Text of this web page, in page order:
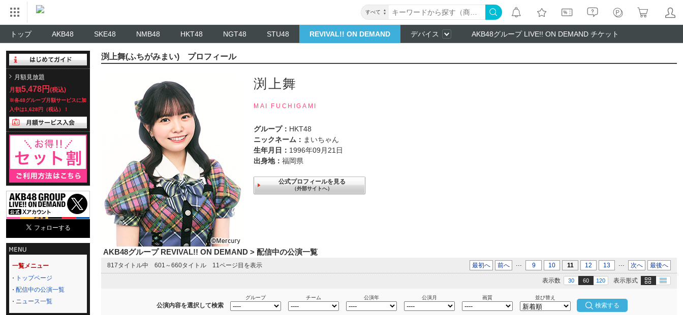
すべて
トップ AKB48 SKE48 NMB48 HKT48 NGT48 STU48 REVIVAL!! ON DEMAND デバイス AKB48グループ LIVE!! ON DEMAND チケット
月額見放題
月額5,478円 (税込)
※各48グループ月額サービスに加
入中は1,628円（税込）！
一覧メニュー
トップページ
配信中の公演一覧
ニュース一覧
渕上舞(ふちがみまい) プロフィール
渕上舞
MAI FUCHIGAMI
グループ： HKT48
ニックネーム： まいちゃん
生年月日： 1996年09月21日
出身地： 福岡県
公式プロフィールを見る
（外部サイトへ）
AKB48グループ REVIVAL!! ON DEMAND > 配信中の公演一覧
817タイトル中 601～660タイトル 11ページ目を表示 最初へ 前へ ... 9 10 11 12 13 ... 次へ 最後へ
表示形式 画像 テキスト
表示数 30 60 120
公演内容を選択して検索
グループ チーム 公演年 公演月 画質 並び替え